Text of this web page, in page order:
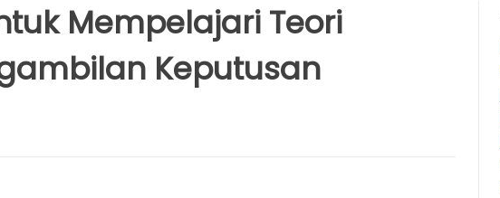
Mempelajari Teori
Keputusan